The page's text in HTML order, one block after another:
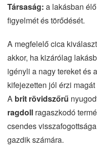
Társaság: a lakásban
figyelmét és törődését.
A megfelelő cica
akkor, ha kizárólag
igényli a nagy tereket és
kifejezetten jól érzi
A brit rövidszőrű
ragdoll ragaszkodó
csendes
gazdik számára.